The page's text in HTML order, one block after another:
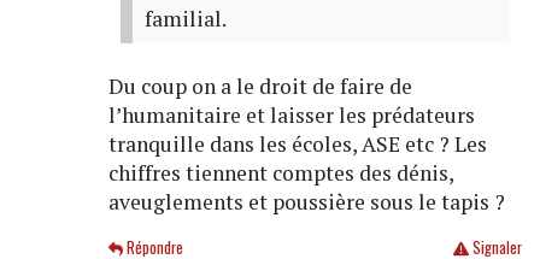
familial.
Du coup on a le droit de faire de
l’humanitaire et laisser les prédateurs
tranquille dans les écoles, ASE etc ? Les
chiffres tiennent comptes des dénis,
aveuglements et poussière sous le tapis ?
Signaler
Répondre